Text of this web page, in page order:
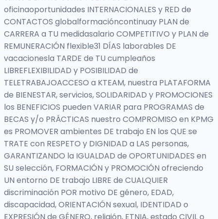
oficinaoportunidades INTERNACIONALES y RED de
CONTACTOS globalformacióncontinuay PLAN de
CARRERA a TU medidasalario COMPETITIVO y PLAN de
REMUNERACIÓN flexible31 DÍAS laborables DE
vacacionesla TARDE de TU cumpleaños
LIBREFLEXIBILIDAD y POSIBILIDAD de
TELETRABAJOACCESO a KTEAM, nuestra PLATAFORMA
de BIENESTAR, servicios, SOLIDARIDAD y PROMOCIONES
los BENEFICIOS pueden VARIAR para PROGRAMAS de
BECAS y/o PRÁCTICAS nuestro COMPROMISO en KPMG
es PROMOVER ambientes DE trabajo EN los QUE se
TRATE con RESPETO y DIGNIDAD a LAS personas,
GARANTIZANDO la IGUALDAD de OPORTUNIDADES en
SU selección, FORMACIÓN y PROMOCIÓN ofreciendo
UN entorno DE trabajo LIBRE de CUALQUIER
discriminación POR motivo DE género, EDAD,
discapacidad, ORIENTACIÓN sexual, IDENTIDAD o